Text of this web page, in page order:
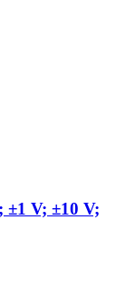
±1 V; ±10 V;